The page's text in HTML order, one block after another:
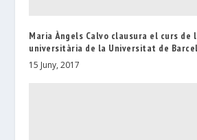
Maria Àngels Calvo clausura el curs de
universitària de la Universitat de
15 Juny, 2017